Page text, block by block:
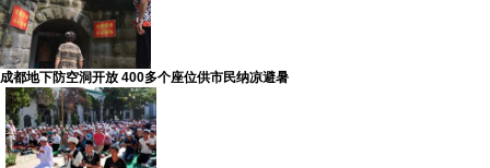
成都地下防空洞开放 400多个座位供市民纳凉避暑